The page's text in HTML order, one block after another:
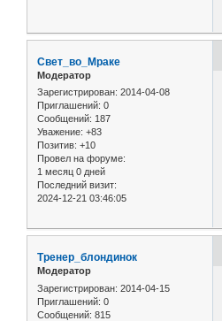
Свет_во_Мраке
Модератор
Зарегистрирован: 2014-04-08
Приглашений: 0
Сообщений: 187
Уважение: +83
Позитив: +10
Провел на форуме:
1 месяц 0 дней
Последний визит:
2024-12-21 03:46:05
Тренер_блондинок
Модератор
Зарегистрирован: 2014-04-15
Приглашений: 0
Сообщений: 815